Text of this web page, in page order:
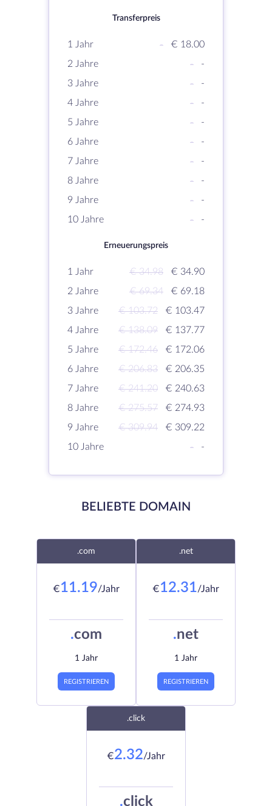
Transferpreis
1 Jahr -
€ 18.00
2 Jahre
-
-
3 Jahre
-
-
4 Jahre
-
-
5 Jahre
-
-
6 Jahre
-
-
7 Jahre
-
-
8 Jahre
-
-
9 Jahre
-
-
10 Jahre
- -
Erneuerungspreis
1 Jahr € 34.98
€ 34.90
2 Jahre
€ 69.34
€ 69.18
3 Jahre
€ 103.72
€ 103.47
4 Jahre
€ 138.09
€ 137.77
5 Jahre
€ 172.46
€ 172.06
6 Jahre
€ 206.83
€ 206.35
7 Jahre
€ 241.20
€ 240.63
8 Jahre
€ 275.57
€ 274.93
9 Jahre
€ 309.94
€ 309.22
10 Jahre
- -
BELIEBTE DOMAIN
.com
€11.19/Jahr
.com
1 Jahr
REGISTRIEREN
.net
€12.31/Jahr
.net
1 Jahr
REGISTRIEREN
.click
€2.32/Jahr
.click